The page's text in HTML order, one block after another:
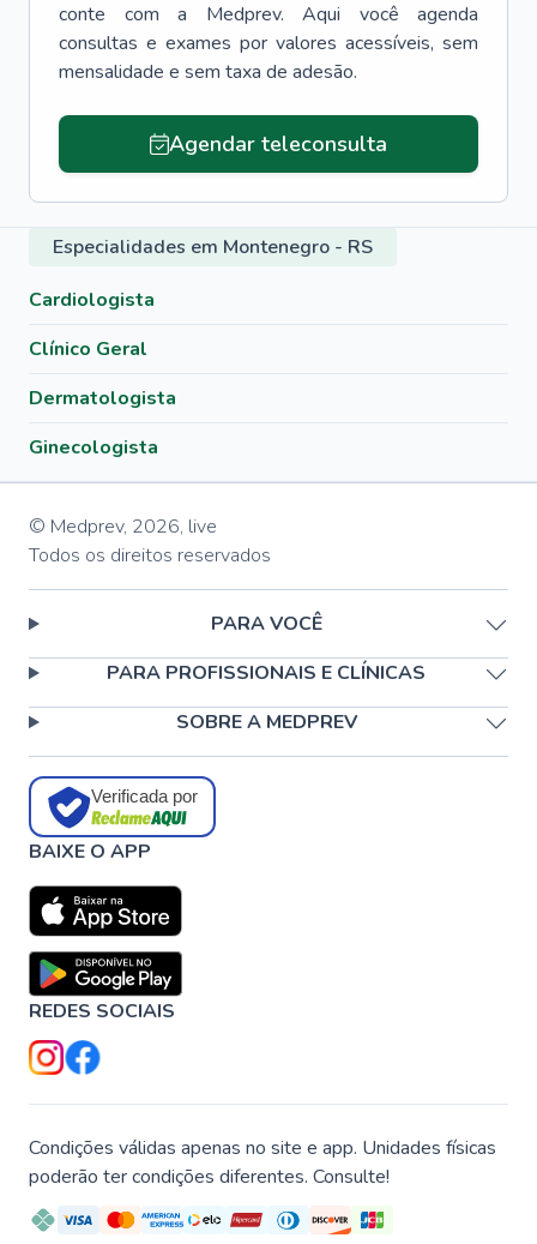
conte com a Medprev. Aqui você agenda
consultas e exames por valores acessíveis, sem
mensalidade e sem taxa de adesão.
Agendar teleconsulta
Especialidades em Montenegro - RS
Cardiologista
Clínico Geral
Dermatologista
Ginecologista
© Medprev, 2026, live
Todos os direitos reservados
PARA VOCÊ
PARA PROFISSIONAIS E CLÍNICAS
SOBRE A MEDPREV
Verificada por
BAIXE O APP
REDES SOCIAIS
Condições válidas apenas no site e app. Unidades físicas
poderão ter condições diferentes. Consulte!